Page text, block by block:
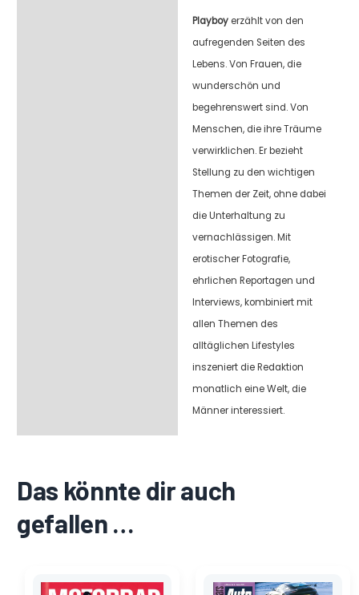
Playboyerzählt von den
aufregenden Seiten des
Lebens. Von Frauen, die
wunderschön und
begehrenswert sind. Von
Menschen, die ihre Träume
verwirklichen. Er bezieht
Stellung zu den wichtigen
Themen der Zeit, ohne dabei
die Unterhaltung zu
vernachlässigen. Mit
erotischer Fotografie,
ehrlichen Reportagen und
Interviews, kombiniert mit
allen Themen des
alltäglichen Lifestyles
inszeniert die Redaktion
monatlich eine Welt, die
Männer interessiert.
Das könnte dir auch
gefallen …
Preis
Preis
Preis
Preis